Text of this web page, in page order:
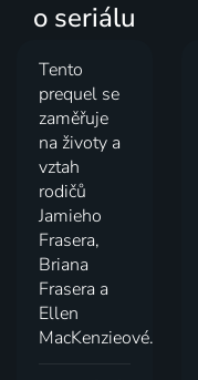
o seriálu
Tento
prequel se
zaměřuje
na životy a
vztah
rodičů
Jamieho
Frasera,
Briana
Frasera a
Ellen
MacKenzieové.